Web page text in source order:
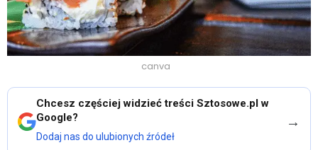
canva
Chcesz częściej widzieć treści Sztosowe.pl w
Google?
Dodaj nas do ulubionych źródeł
→